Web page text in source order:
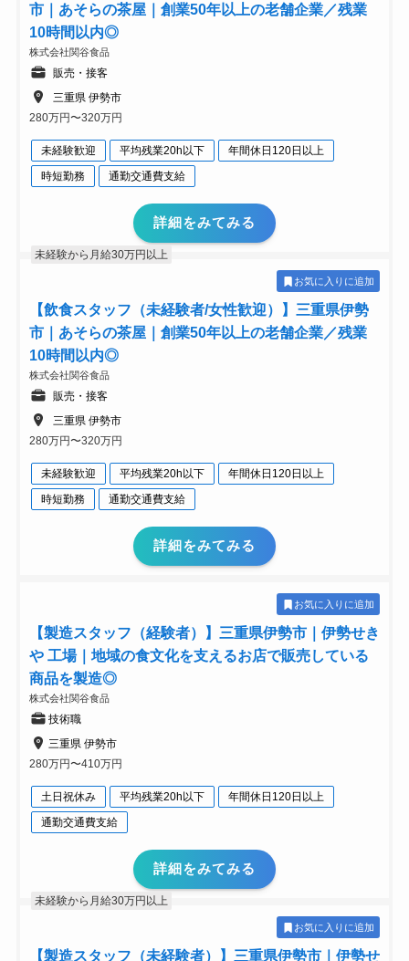
市｜あそらの茶屋｜創業50年以上の老舗企業／残業
10時間以内◎
株式会社関谷食品
販売・接客
三重県 伊勢市
280万円〜320万円
未経験歓迎 平均残業20h以下
年間休日120日以上
時短勤務
通勤交通費支給
詳細をみてみる
未経験から月給30万円以上
お気に入りに追加
【飲食スタッフ（未経験者/女性歓迎）】三重県伊勢
市｜あそらの茶屋｜創業50年以上の老舗企業／残業
10時間以内◎
株式会社関谷食品
販売・接客
三重県 伊勢市
280万円〜320万円
未経験歓迎 平均残業20h以下
年間休日120日以上
時短勤務
通勤交通費支給
詳細をみてみる
お気に入りに追加
【製造スタッフ（経験者）】三重県伊勢市｜伊勢せき
や 工場｜地域の食文化を支えるお店で販売している
商品を製造◎
株式会社関谷食品
技術職
三重県 伊勢市
280万円〜410万円
土日祝休み 平均残業20h以下
年間休日120日以上
通勤交通費支給
詳細をみてみる
未経験から月給30万円以上
お気に入りに追加
【製造スタッフ（未経験者）】三重県伊勢市｜伊勢せ